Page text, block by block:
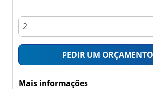
PEDIR UM ORÇAMENTO
Mais informações